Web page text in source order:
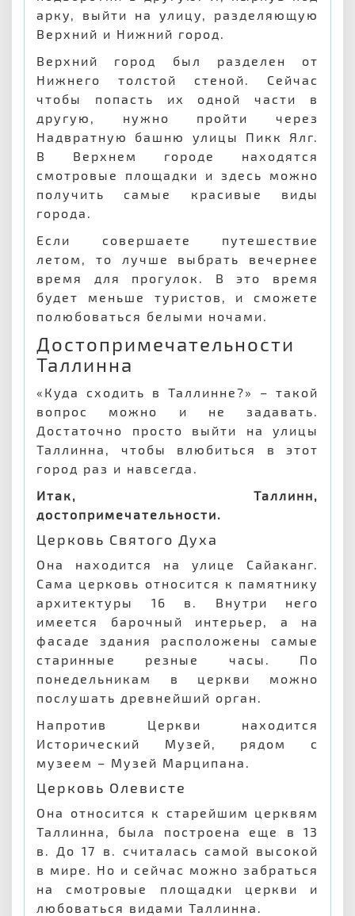
арку, выйти на улицу, разделяющую
Верхний и Нижний город.
Верхний город был разделен от
Нижнего толстой стеной. Сейчас
чтобы попасть их одной части в
другую, нужно пройти через
Надвратную башню улицы Пикк Ялг.
В Верхнем городе находятся
смотровые площадки и здесь можно
получить самые красивые виды
города.
Если совершаете путешествие
летом, то лучше выбрать вечернее
время для прогулок. В это время
будет меньше туристов, и сможете
полюбоваться белыми ночами.
Достопримечательности
Таллинна
«Куда сходить в Таллинне?» – такой
вопрос можно и не задавать.
Достаточно просто выйти на улицы
Таллинна, чтобы влюбиться в этот
город раз и навсегда.
Итак, Таллинн,
достопримечательности.
Церковь Святого Духа
Она находится на улице Сайаканг.
Сама церковь относится к памятнику
архитектуры 16 в. Внутри него
имеется барочный интерьер, а на
фасаде здания расположены самые
старинные резные часы. По
понедельникам в церкви можно
послушать древнейший орган.
Напротив Церкви находится
Исторический Музей, рядом с
музеем – Музей Марципана.
Церковь Олевисте
Она относится к старейшим церквям
Таллинна, была построена еще в 13
в. До 17 в. считалась самой высокой
в мире. Но и сейчас можно забраться
на смотровые площадки церкви и
любоваться видами Таллинна.